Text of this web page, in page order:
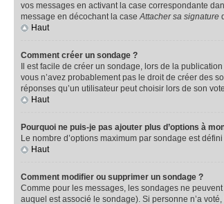
vos messages en activant la case correspondante
message en décochant la caseAttacher sa signature
Haut
Comment créer un sondage ?
Il est facile de créer un sondage, lors de la
vous n’avez probablement pas le droit de créer des
réponses qu’un utilisateur peut choisir lors de son
Haut
Pourquoi ne puis-je pas ajouter plus d’options à
Le nombre d’options maximum par sondage est
Haut
Comment modifier ou supprimer un sondage ?
Comme pour les messages, les sondages ne
auquel est associé le sondage). Si personne n’a